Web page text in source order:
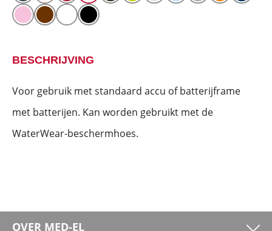
BESCHRIJVING
Voor gebruik met standaard accu of batterijframe
met batterijen. Kan worden gebruikt met de
WaterWear-beschermhoes.
OVER MED-EL